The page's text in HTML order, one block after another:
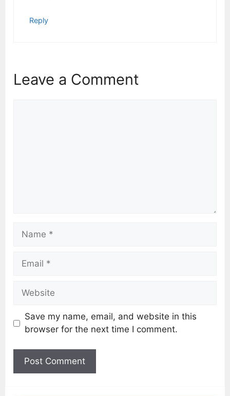
Reply
Leave a Comment
Save my name, email, and website in this
browser for the next time I comment.